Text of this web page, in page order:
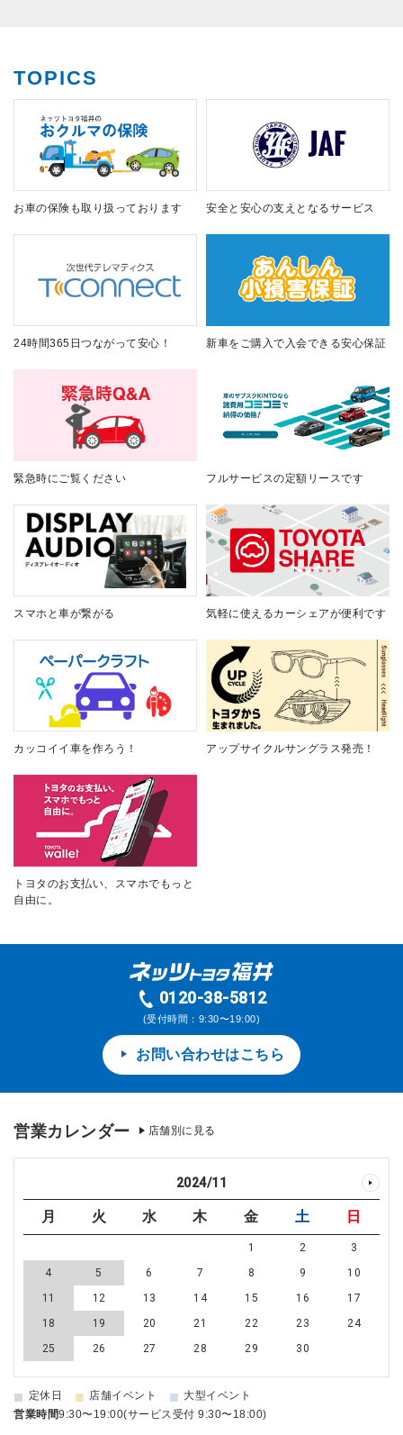
TOPICS
お車の保険も取り扱っております 安全と安心の支えとなるサービス
24時間365日つながって安心！ 新車をご購入で入会できる安心保証
緊急時にご覧ください フルサービスの定額リースです
スマホと車が繋がる 気軽に使えるカーシェアが便利です
カッコイイ車を作ろう！ アップサイクルサングラス発売！
トヨタのお支払い、スマホでもっと
自由に。
0120-38-5812
(受付時間：9:30〜19:00)
お問い合わせはこちら
営業カレンダー 店舗別に見る
2024/11
月 火 水 木 金 土 日
1 2
3
4
5 6 7 8 9
10
11
12 13 14 15 16
17
18
19 20 21 22 23
24
25
26 27 28 29 30
■ 定休日 ■ 店舗イベント ■ 大型イベント
営業時間9:30〜19:00(サービス受付 9:30〜18:00)